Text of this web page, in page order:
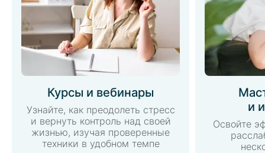
Курсы и вебинары
Узнайте, как преодолеть стресс
и вернуть контроль над своей
жизнью, изучая проверенные
техники в удобном темпе
и
Освойте